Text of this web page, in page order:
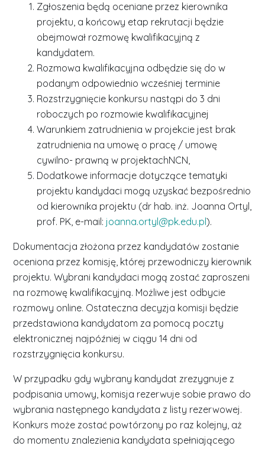
Zgłoszenia będą oceniane przez kierownika
projektu, a końcowy etap rekrutacji będzie
obejmował rozmowę kwalifikacyjną z
kandydatem.
Rozmowa kwalifikacyjna odbędzie się do w
podanym odpowiednio wcześniej terminie
Rozstrzygnięcie konkursu nastąpi do 3 dni
roboczych po rozmowie kwalifikacyjnej
Warunkiem zatrudnienia w projekcie jest brak
zatrudnienia na umowę o pracę / umowę
cywilno- prawną w projektachNCN,
Dodatkowe informacje dotyczące tematyki
projektu kandydaci mogą uzyskać bezpośrednio
od kierownika projektu (dr hab. inż. Joanna Ortyl,
prof. PK, e-mail: joanna.ortyl@pk.edu.pl).
Dokumentacja złożona przez kandydatów zostanie
oceniona przez komisję, której przewodniczy kierownik
projektu. Wybrani kandydaci mogą zostać zaproszeni
na rozmowę kwalifikacyjną. Możliwe jest odbycie
rozmowy online. Ostateczna decyzja komisji będzie
przedstawiona kandydatom za pomocą poczty
elektronicznej najpóźniej w ciągu 14 dni od
rozstrzygnięcia konkursu.
W przypadku gdy wybrany kandydat zrezygnuje z
podpisania umowy, komisja rezerwuje sobie prawo do
wybrania następnego kandydata z listy rezerwowej.
Konkurs może zostać powtórzony po raz kolejny, aż
do momentu znalezienia kandydata spełniającego